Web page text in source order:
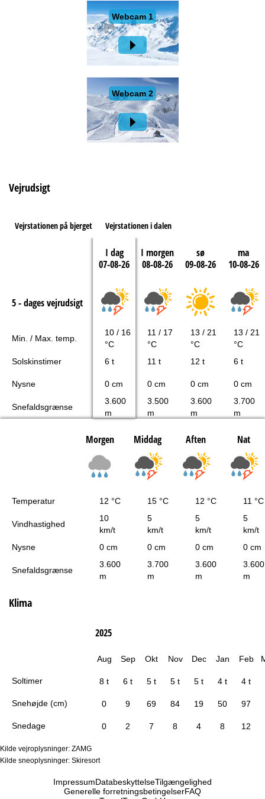
Vejrudsigt
Vejrstationen på bjerget Vejrstationen i dalen
I dag
07-08-26
I morgen
08-08-26
sø
09-08-26
ma
10-08-26
5 - dages vejrudsigt
Min. / Max. temp.
10 / 16
°C
11 / 17
°C
13 / 21
°C
13 / 21
°C
Solskinstimer
6 t 11 t 12 t 6 t
Nysne 0 cm 0 cm 0 cm 0 cm
Snefaldsgrænse
3.600
m
3.500
m
3.600
m
3.700
m
Morgen Middag Aften Nat
Temperatur 12 °C 15 °C 12 °C 11 °C
Vindhastighed
10
km/t
5
km/t
5
km/t
5
km/t
Nysne
0 cm 0 cm 0 cm 0 cm
Snefaldsgrænse
3.600
m
3.700
m
3.600
m
3.600
m
Klima
Soltimer
Snehøjde (cm)
Snedage
2025
Aug Sep Okt Nov Dec Jan Feb
8 t 6 t 5 t 5 t 5 t 4 t 4 t
0 9 69 84 19 50 97
0 2 7 8 4 8 12
Kilde vejroplysninger: ZAMG
Kilde sneoplysninger: Skiresort
ImpressumDatabeskyttelseTilgængelighed
Generelle forretningsbetingelserFAQ